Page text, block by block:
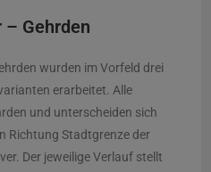
– Gehrden
wurden im Vorfeld drei
erarbeitet. Alle
und unterscheiden sich
Richtung Stadtgrenze der
Der jeweilige Verlauf stellt